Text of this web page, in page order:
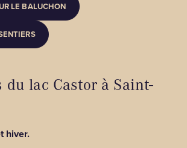
LE BALUCHON
du lac Castor à Saint-
hiver.